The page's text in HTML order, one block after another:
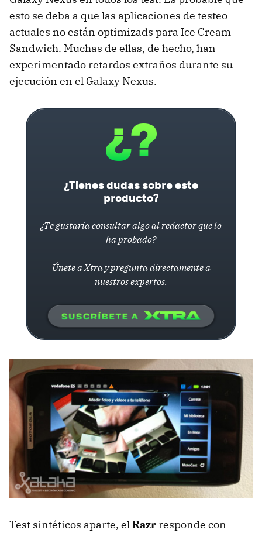
esto se deba a que las aplicaciones de testeo
actuales no están optimizads para Ice Cream
Sandwich. Muchas de ellas, de hecho, han
experimentado retardos extraños durante su
ejecución en el Galaxy Nexus.
¿Tienes dudas sobre este
producto?
¿Te gustaría consultar algo al redactor que lo
ha probado?
Únete a Xtra y pregunta directamente a
nuestros expertos.
Test sintéticos aparte, elRazr responde con